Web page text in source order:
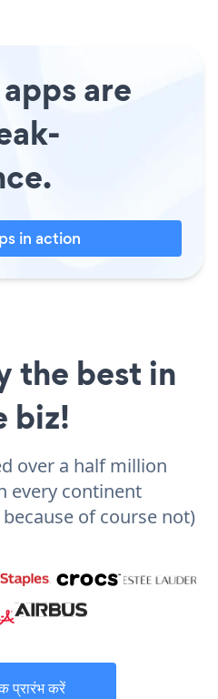
are
in action
the best in
biz!
over a half million
every continent
of course not)
प्रारंभ करें